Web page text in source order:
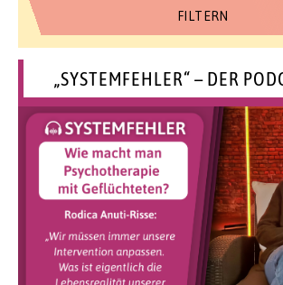
„SYSTEMFEHLER“ – DER